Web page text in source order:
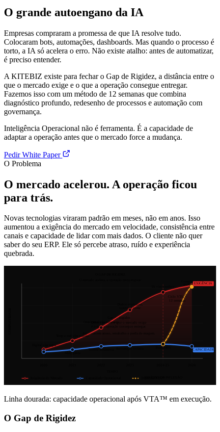
O grande autoengano da IA
Empresas compraram a promessa de que IA resolve tudo.
Colocaram bots, automações, dashboards. Mas quando o processo é
torto, a IA só acelera o erro. Não existe atalho: antes de automatizar,
é preciso entender.
A KITEBIZ existe para fechar o Gap de Rigidez, a distância entre o
que o mercado exige e o que a operação consegue entregar.
Fazemos isso com um método de 12 semanas que combina
diagnóstico profundo, redesenho de processos e automação com
governança.
Inteligência Operacional não é ferramenta. É a capacidade de
adaptar a operação antes que o mercado force a mudança.
Pedir White Paper
O Problema
O mercado acelerou. A operação ficou
para trás.
Novas tecnologias viraram padrão em meses, não em anos. Isso
aumentou a exigência do mercado em velocidade, consistência entre
canais e capacidade de lidar com mais dados. O cliente não quer
saber do seu ERP. Ele só percebe atraso, ruído e experiência
quebrada.
Gap de Rigidez
Diferença entre o que o mercado exige
e o que a operação consegue entregar.
Aqui nascem atraso, retrabalho e perda de margem.
Digital vira regra
Tempo real vira padrão
Omnicanal vira cobrança
Dados explodem,
contexto some
IA vira baseline
Complexidade
permanente
Mais gente
Trocou ferramenta Automação isolada Remendos
Ciclo VTA™
12 semanas
EXIGÊNCIA
CAPACIDADE
Linha dourada: capacidade operacional após VTA™ em execução.
O Gap de Rigidez